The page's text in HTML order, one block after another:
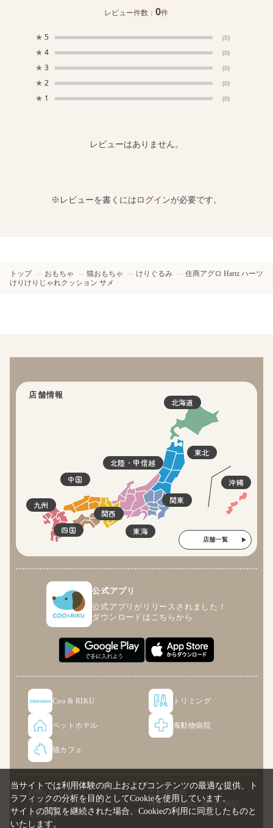
レビュー件数：0件
★ 5 (0)
★ 4 (0)
★ 3 (0)
★ 2 (0)
★ 1 (0)
レビューはありません。
※レビューを書くにはログインが必要です。
トップ おもちゃ 猫おもちゃ けりぐるみ
住商アグロ Hartz ハーツ
けりけりじゃれクッション サメ
店舗情報
北海道
東北
関東
北陸・甲信越
東海
関西
四国
中国
九州
沖縄
店舗一覧
公式アプリ
公式アプリがリリースされました！
ダウンロードはこちらから
Coo & RIKU トリミング
ペットホテル 海動物病院
猫カフェ
お問い合わせ
ご利用規約
プライバシーポリシー
特定商取引法に基づく表記
企業情報
当サイトでは利用体験の向上およびコンテンツの最適な提供、ト
ラフィックの分析を目的としてCookieを使用しています。
サイトの閲覧を継続された場合、Cookieの利用に同意したものと
いたします。